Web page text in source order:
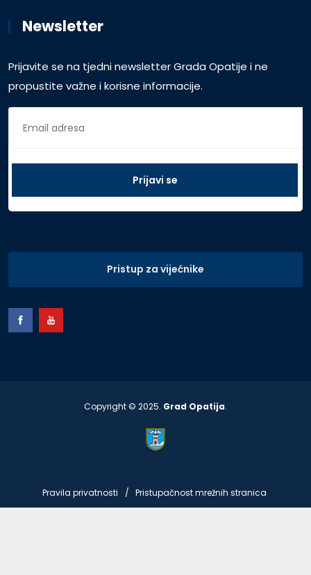
Newsletter
Prijavite se na tjedni newsletter Grada Opatije i ne
propustite važne i korisne informacije.
Pristup za vijećnike
Copyright © 2025. Grad Opatija.
Pravila privatnosti Pristupačnost mrežnih stranica